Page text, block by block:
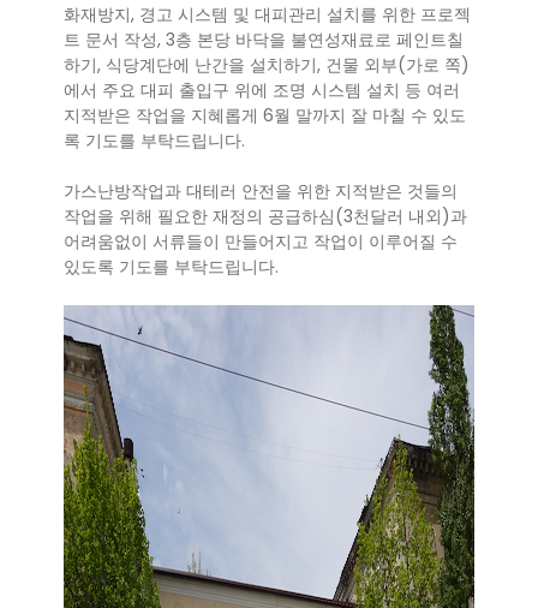
화재방지, 경고 시스템 및 대피관리 설치를 위한 프로젝
트 문서 작성, 3층 본당 바닥을 불연성재료로 페인트칠
하기, 식당계단에 난간을 설치하기, 건물 외부(가로 쪽)
에서 주요 대피 출입구 위에 조명 시스템 설치 등 여러
지적받은 작업을 지혜롭게 6월 말까지 잘 마칠 수 있도
록 기도를 부탁드립니다.
가스난방작업과 대테러 안전을 위한 지적받은 것들의
작업을 위해 필요한 재정의 공급하심(3천달러 내외)과
어려움없이 서류들이 만들어지고 작업이 이루어질 수
있도록 기도를 부탁드립니다.